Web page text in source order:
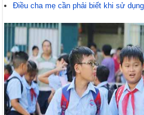
Điều cha mẹ cần phải biết khi sử